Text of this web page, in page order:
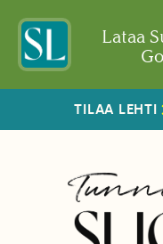
Lataa
TILAA LEHTI